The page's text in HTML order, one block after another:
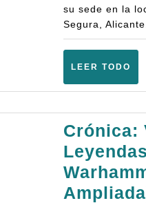
su sede en la
Segura, Alicante.
LEER TODO
Crónica: